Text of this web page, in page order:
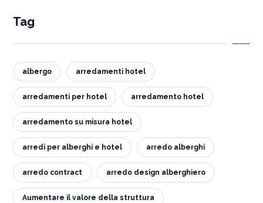
Tag
albergo arredamenti hotel
arredamenti per hotel arredamento hotel
arredamento su misura hotel
arredi per alberghi e hotel arredo alberghi
arredo contract arredo design alberghiero
Aumentare il valore della struttura